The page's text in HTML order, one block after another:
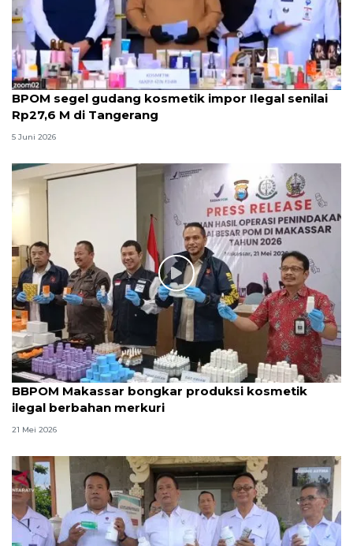
BPOM segel gudang kosmetik impor Ilegal senilai
Rp27,6 M di Tangerang
5 Juni 2026
BBPOM Makassar bongkar produksi kosmetik
ilegal berbahan merkuri
21 Mei 2026